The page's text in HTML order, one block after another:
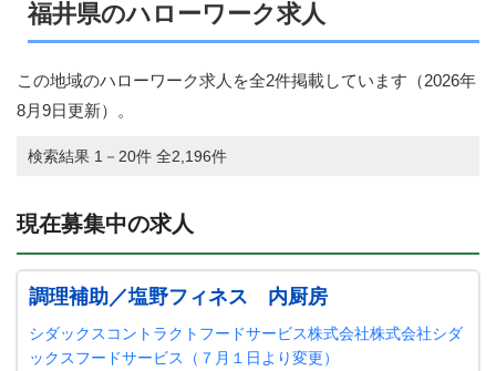
福井県のハローワーク求人
この地域のハローワーク求人を全2件掲載しています（2026年
8月9日更新）。
検索結果 1－20件 全2,196件
現在募集中の求人
調理補助／塩野フィネス 内厨房
シダックスコントラクトフードサービス株式会社株式会社シダ
ックスフードサービス（７月１日より変更）